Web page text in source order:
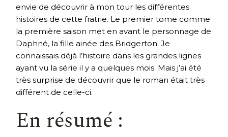
envie de découvrir à mon tour les différentes
histoires de cette fratrie. Le premier tome comme
la première saison met en avant le personnage de
Daphné, la fille ainée des Bridgerton. Je
connaissais déjà l’histoire dans les grandes lignes
ayant vu la série il y a quelques mois. Mais j’ai été
très surprise de découvrir que le roman était très
différent de celle-ci.
En résumé :